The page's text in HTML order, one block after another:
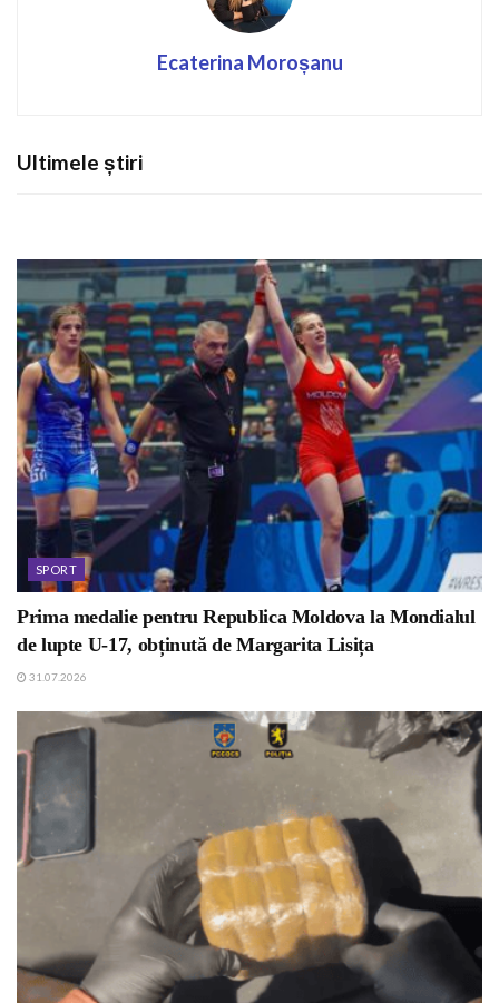
Ecaterina Moroșanu
Ultimele știri
SPORT
Prima medalie pentru Republica Moldova la Mondialul
de lupte U-17, obținută de Margarita Lisița
31.07.2026